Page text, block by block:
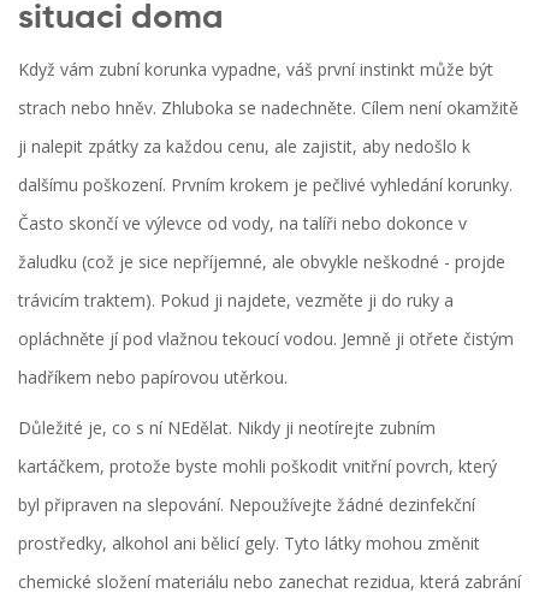
situaci doma
Když vám zubní korunka vypadne, váš první instinkt může být
strach nebo hněv. Zhluboka se nadechněte. Cílem není okamžitě
ji nalepit zpátky za každou cenu, ale zajistit, aby nedošlo k
dalšímu poškození. Prvním krokem je pečlivé vyhledání korunky.
Často skončí ve výlevce od vody, na talíři nebo dokonce v
žaludku (což je sice nepříjemné, ale obvykle neškodné - projde
trávicím traktem). Pokud ji najdete, vezměte ji do ruky a
opláchněte jí pod vlažnou tekoucí vodou. Jemně ji otřete čistým
hadříkem nebo papírovou utěrkou.
Důležité je, co s ní NEdělat. Nikdy ji neotírejte zubním
kartáčkem, protože byste mohli poškodit vnitřní povrch, který
byl připraven na slepování. Nepoužívejte žádné dezinfekční
prostředky, alkohol ani bělicí gely. Tyto látky mohou změnit
chemické složení materiálu nebo zanechat rezidua, která zabrání